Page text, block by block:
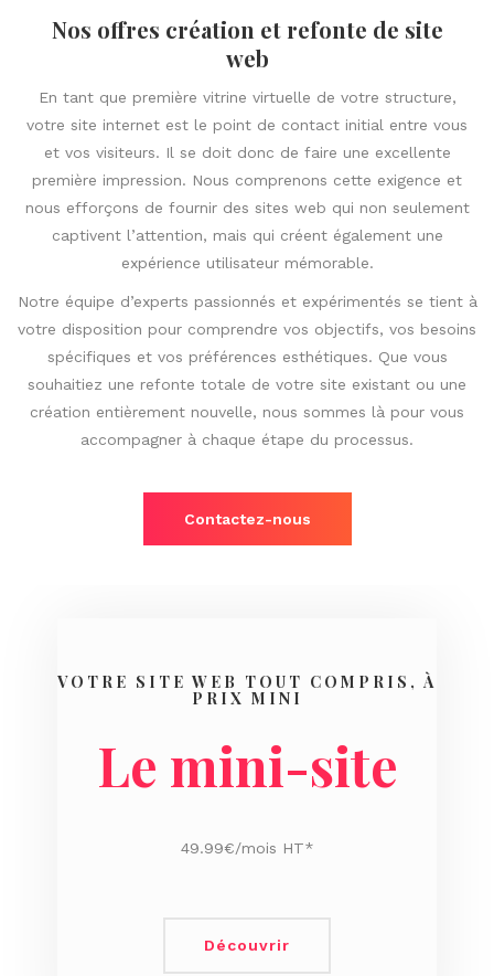
Nos offres création et refonte de site
web
En tant que première vitrine virtuelle de votre structure,
votre site internet est le point de contact initial entre vous
et vos visiteurs. Il se doit donc de faire une excellente
première impression. Nous comprenons cette exigence et
nous efforçons de fournir des sites web qui non seulement
captivent l’attention, mais qui créent également une
expérience utilisateur mémorable.
Notre équipe d’experts passionnés et expérimentés se tient à
votre disposition pour comprendre vos objectifs, vos besoins
spécifiques et vos préférences esthétiques. Que vous
souhaitiez une refonte totale de votre site existant ou une
création entièrement nouvelle, nous sommes là pour vous
accompagner à chaque étape du processus.
Contactez-nous
VOTRE SITE WEB TOUT COMPRIS, À
PRIX MINI
Le mini-site
49.99€/mois HT*
Découvrir